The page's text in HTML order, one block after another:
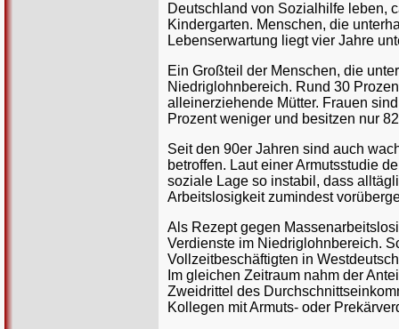
Deutschland von Sozialhilfe leben,
Kindergarten. Menschen, die
Lebenserwartung liegt vier Jahre
Ein Großteil der Menschen, die
Niedriglohnbereich. Rund 30
alleinerziehende Mütter. Frauen
Prozent weniger und besitzen nur
Seit den 90er Jahren sind auch
betroffen. Laut einer Armutsstudie
soziale Lage so instabil, dass
Arbeitslosigkeit zumindest
Als Rezept gegen
Verdienste im Niedriglohnbereich.
Vollzeitbeschäftigten in
Im gleichen Zeitraum nahm der
Zweidrittel des
Kollegen mit Armuts- oder